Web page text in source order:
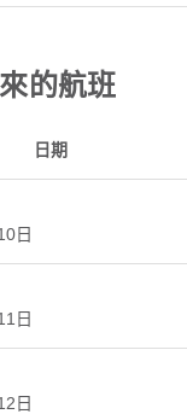
的航班
日期
日
日
日